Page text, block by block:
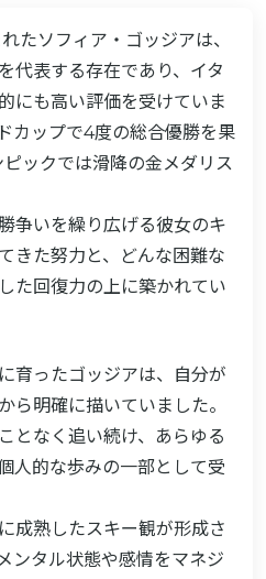
要性
務化
たソフィア・ゴッジアは、
代表する存在であり、イタ
にも高い評価を受けていま
カップで4度の総合優勝を果
ックでは滑降の金メダリス
争いを繰り広げる彼女のキ
きた努力と、どんな困難な
た回復力の上に築かれてい
育ったゴッジアは、自分が
ら明確に描いていました。
となく追い続け、あらゆる
人的な歩みの一部として受
成熟したスキー観が形成さ
ンタル状態や感情をマネジ